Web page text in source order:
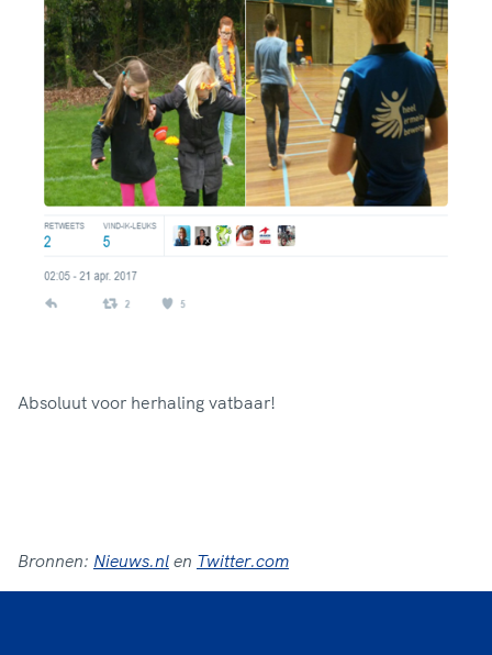
Absoluut voor herhaling vatbaar!
Bronnen: Nieuws.nl en Twitter.com